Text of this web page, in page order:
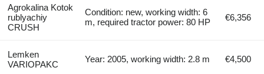
Agrokalina Kotok
rublyachiy
CRUSH
Condition: new, working width: 6
m, required tractor power: 80 HP
€6,356
Lemken
VARIOPAKC
Year: 2005, working width: 2.8 m €4,500